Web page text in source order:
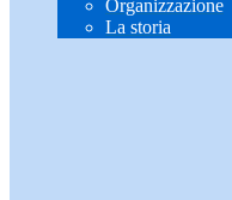
Organizzazione
La storia